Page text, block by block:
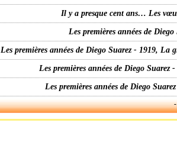
Il y a presque cent ans… Les
Les premières années de
Les premières années de Diego Suarez - 1919,
Les premières années de Diego
Les premières années de Diego